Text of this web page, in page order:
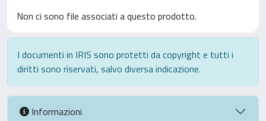
Non ci sono file associati a questo prodotto.
I documenti in IRIS sono protetti da copyright e tutti i
diritti sono riservati, salvo diversa indicazione.
Informazioni